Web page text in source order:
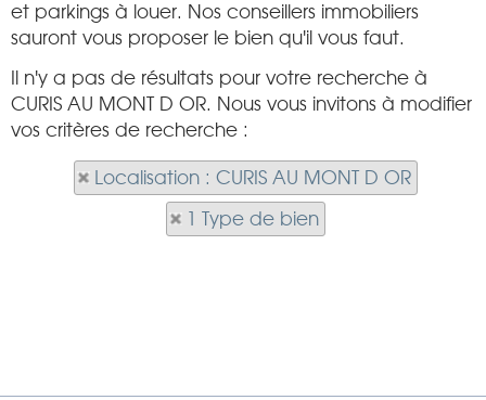
et parkings à louer. Nos conseillers immobiliers
sauront vous proposer le bien qu'il vous faut.
Il n'y a pas de résultats pour votre recherche à
CURIS AU MONT D OR. Nous vous invitons à modifier
vos critères de recherche :
Localisation : CURIS AU MONT D OR
1 Type de bien